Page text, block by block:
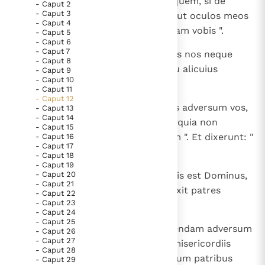
Berichten
Paus naar Pavia om o.a. H. Augustinus te eren
Het Vaticaan publiceert een nieuwe Latijnse uitgave
van het Romeins martyrologium
Vaticaanse financiële waakhond verliest autonomie
Paus spreekt het Wereldvoedselprogramma toe
Paus Leo XIV in Pavia: "De stad is zowel een gave als
een taak"
RK Documenten stelt heel veel belangrijke
kerkelijke documenten van de Rooms
Katholieke Kerk in het Nederlands beschikbaar
en is volledig afhankelijk van donaties.
Ik help mee!
- Caput 2
- Caput 3
- Caput 4
- Caput 5
- Caput 6
- Caput 7
- Caput 8
- Caput 9
- Caput 10
- Caput 11
- Caput 12
- Caput 13
- Caput 14
- Caput 15
- Caput 16
- Caput 17
- Caput 18
- Caput 19
- Caput 20
- Caput 21
- Caput 22
- Caput 23
- Caput 24
- Caput 25
- Caput 26
- Caput 27
- Caput 28
- Caput 29
manu cuiusquam munus accepi, ut oculos meos
clauderem in eius causa. Restituam vobis ".
Et dixerunt: " Non es calumniatus nos neque
oppressisti neque tulisti de manu alicuius
quippiam ".
Dixitque ad eos: " Testis Dominus adversum vos,
et testis christus eius in die hac, quia non
inveneritis in manu mea quippiam ". Et dixerunt: "
Testis ".
Et ait Samuel ad populum: " Testis est Dominus,
qui fecit Moysen et Aaron et eduxit patres
nostros de terra Aegypti.
Nunc ergo state, ut iudicio contendam adversum
vos coram Domino de omnibus misericordiis
Domini, quas fecit vobiscum et cum patribus